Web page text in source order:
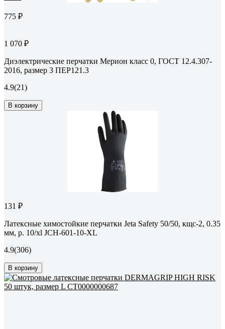
775 ₽
1 070 ₽
Диэлектрические перчатки Мерион класс 0, ГОСТ 12.4.307-
2016, размер 3 ПЕР121.3
4.9(21)
В корзину
131 ₽
Латексные химостойкие перчатки Jeta Safety 50/50, кщс-2, 0.35
мм, р. 10/xl JCH-601-10-XL
4.9(306)
В корзину